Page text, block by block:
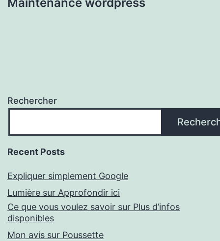
Rechercher
Recent Posts
Expliquer simplement Google
Lumière sur Approfondir ici
Ce que vous voulez savoir sur Plus d’infos
disponibles
Mon avis sur Poussette